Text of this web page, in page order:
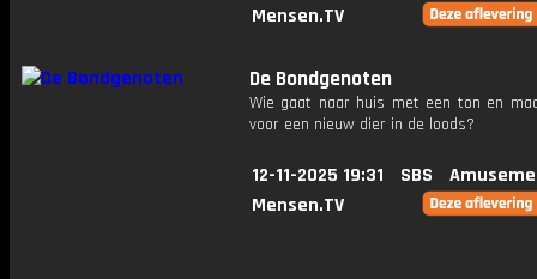
Mensen.TV
De Bondgenoten
Wie gaat naar huis met een ton en
voor een nieuw dier in de loods?
12-11-2025 19:31 SBS
Mensen.TV